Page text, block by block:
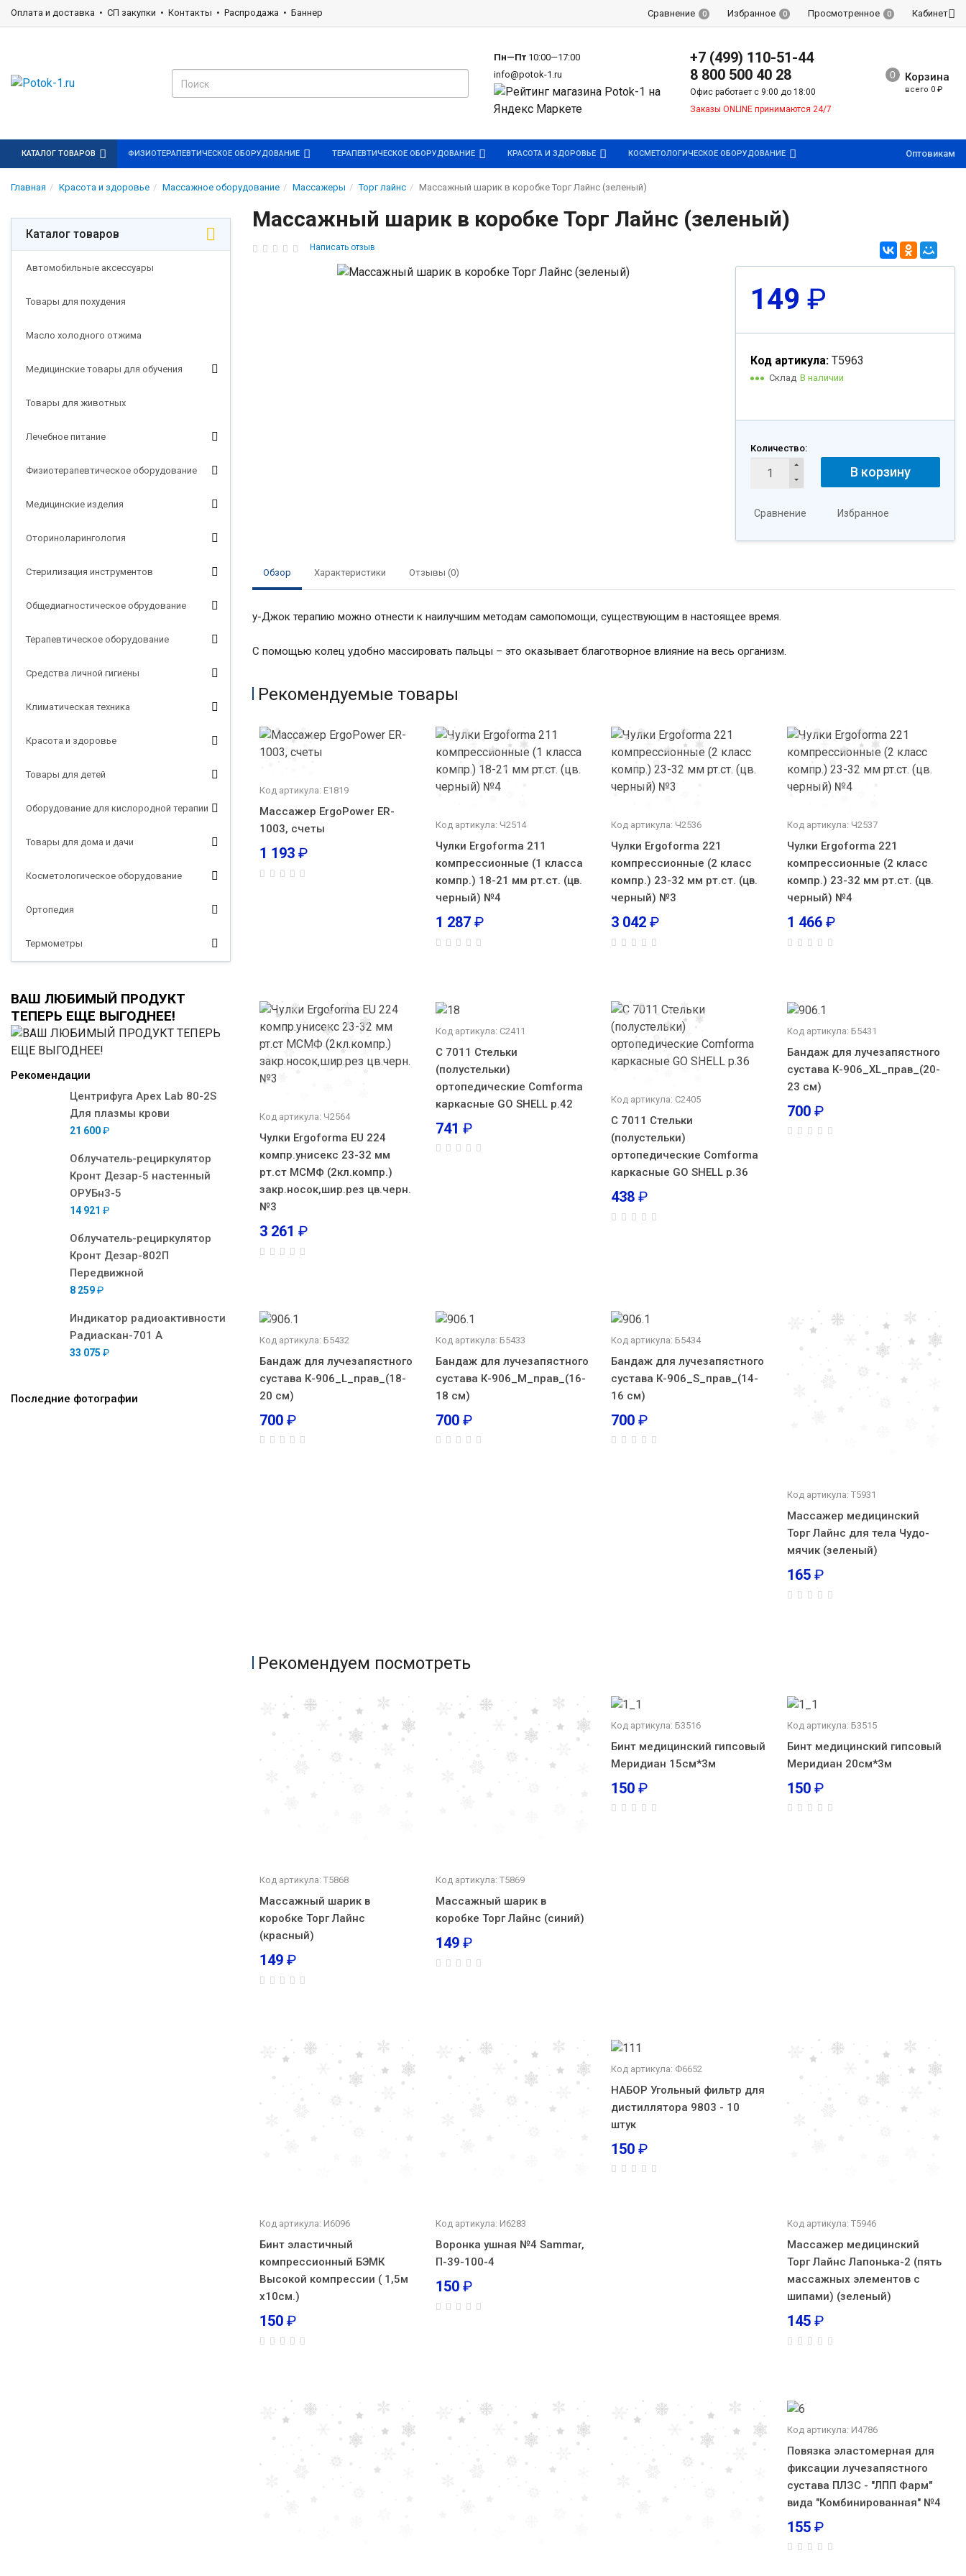
Оплата и доставка СП закупки Контакты Распродажа Баннер Сравнение 0 Избранное 0 Просмотренное 0 Кабинет
Пн—Пт10:00—17:00
info@potok-1.ru
+7 (499) 110-51-44
8 800 500 40 28
Офис работает с 9:00 до 18:00
Заказы ONLINE принимаются 24/7
Корзина
всего 0 ₽
КАТАЛОГ ТОВАРОВ ФИЗИОТЕРАПЕВТИЧЕСКОЕ ОБОРУДОВАНИЕ ТЕРАПЕВТИЧЕСКОЕ ОБОРУДОВАНИЕ КРАСОТА И ЗДОРОВЬЕ КОСМЕТОЛОГИЧЕСКОЕ ОБОРУДОВАНИЕ Оптовикам
Главная Красота и здоровье Массажное оборудование Массажеры Торг лайнс Массажный шарик в коробке Торг Лайнс (зеленый)
Каталог товаров
Автомобильные аксессуары
Товары для похудения
Масло холодного отжима
Медицинские товары для обучения
Товары для животных
Лечебное питание
Физиотерапевтическое оборудование
Медицинские изделия
Оториноларингология
Стерилизация инструментов
Общедиагностическое обрудование
Терапевтическое оборудование
Средства личной гигиены
Климатическая техника
Красота и здоровье
Товары для детей
Оборудование для кислородной терапии
Товары для дома и дачи
Косметологическое оборудование
Ортопедия
Термометры
ВАШ ЛЮБИМЫЙ ПРОДУКТ
ТЕПЕРЬ ЕЩЕ ВЫГОДНЕЕ!
Рекомендации
Центрифуга Apex Lab 80-2S
Для плазмы крови
21 600₽
Облучатель-рециркулятор
Кронт Дезар-5 настенный
ОРУБн3-5
14 921 ₽
Облучатель-рециркулятор
Кронт Дезар-802П
Передвижной
8 259₽
Индикатор радиоактивности
Радиаскан-701 А
33 075 ₽
Последние фотографии
Массажный шарик в коробке Торг Лайнс (зеленый)
Написать отзыв
149 ₽
Код артикула: Т5963
Склад В наличии
Количество:
В корзину
Сравнение Избранное
Обзор Характеристики Отзывы (0)
у-Джок терапию можно отнести к наилучшим методам самопомощи, существующим в настоящее время.
С помощью колец удобно массировать пальцы – это оказывает благотворное влияние на весь организм.
Рекомендуемые товары
Код артикула: E1819
Массажер ErgoPower ER-
1003, счеты
1 193 ₽
Код артикула: Ч2514
Чулки Ergoforma 211
компрессионные (1 класса
компр.) 18-21 мм рт.ст. (цв.
черный) №4
1 287 ₽
Код артикула: Ч2536
Чулки Ergoforma 221
компрессионные (2 класс
компр.) 23-32 мм рт.ст. (цв.
черный) №3
3 042 ₽
Код артикула: Ч2537
Чулки Ergoforma 221
компрессионные (2 класс
компр.) 23-32 мм рт.ст. (цв.
черный) №4
1 466 ₽
Код артикула: Ч2564
Чулки Ergoforma EU 224
компр.унисекс 23-32 мм
рт.ст МСМФ (2кл.компр.)
закр.носок,шир.рез цв.черн.
№3
3 261 ₽
Код артикула: С2411
С 7011 Стельки
(полустельки)
ортопедические Comforma
каркасные GO SHELL р.42
741 ₽
Код артикула: С2405
С 7011 Стельки
(полустельки)
ортопедические Comforma
каркасные GO SHELL р.36
438 ₽
Код артикула: Б5431
Бандаж для лучезапястного
сустава К-906_XL_прав_(20-
23 см)
700 ₽
Код артикула: Б5432
Бандаж для лучезапястного
сустава К-906_L_прав_(18-
20 см)
700 ₽
Код артикула: Б5433
Бандаж для лучезапястного
сустава К-906_М_прав_(16-
18 см)
700 ₽
Код артикула: Б5434
Бандаж для лучезапястного
сустава К-906_S_прав_(14-
16 см)
700 ₽
Код артикула: Т5931
Массажер медицинский
Торг Лайнс для тела Чудо-
мячик (зеленый)
165 ₽
Рекомендуем посмотреть
Код артикула: Т5868
Массажный шарик в
коробке Торг Лайнс
(красный)
149 ₽
Код артикула: Т5869
Массажный шарик в
коробке Торг Лайнс (синий)
149 ₽
Код артикула: Б3516
Бинт медицинский гипсовый
Меридиан 15см*3м
150 ₽
Код артикула: Б3515
Бинт медицинский гипсовый
Меридиан 20см*3м
150 ₽
Код артикула: И6096
Бинт эластичный
компрессионный БЭМК
Высокой компрессии ( 1,5м
х10см.)
150 ₽
Код артикула: И6283
Воронка ушная №4 Sammar,
П-39-100-4
150 ₽
Код артикула: Ф6652
НАБОР Угольный фильтр для
дистиллятора 9803 - 10
штук
150 ₽
Код артикула: Т5946
Массажер медицинский
Торг Лайнс Лапонька-2 (пять
массажных элементов с
шипами) (зеленый)
145 ₽
Код артикула: И4786
Повязка эластомерная для
фиксации лучезапястного
сустава ПЛЗС - "ЛПП Фарм"
вида "Комбинированная" №4
155 ₽